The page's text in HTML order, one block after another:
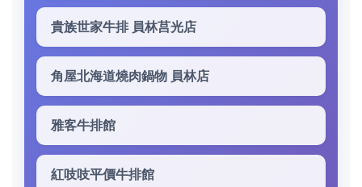
貴族世家牛排 員林莒光店
角屋北海道燒肉鍋物 員林店
雅客牛排館
紅吱吱平價牛排館